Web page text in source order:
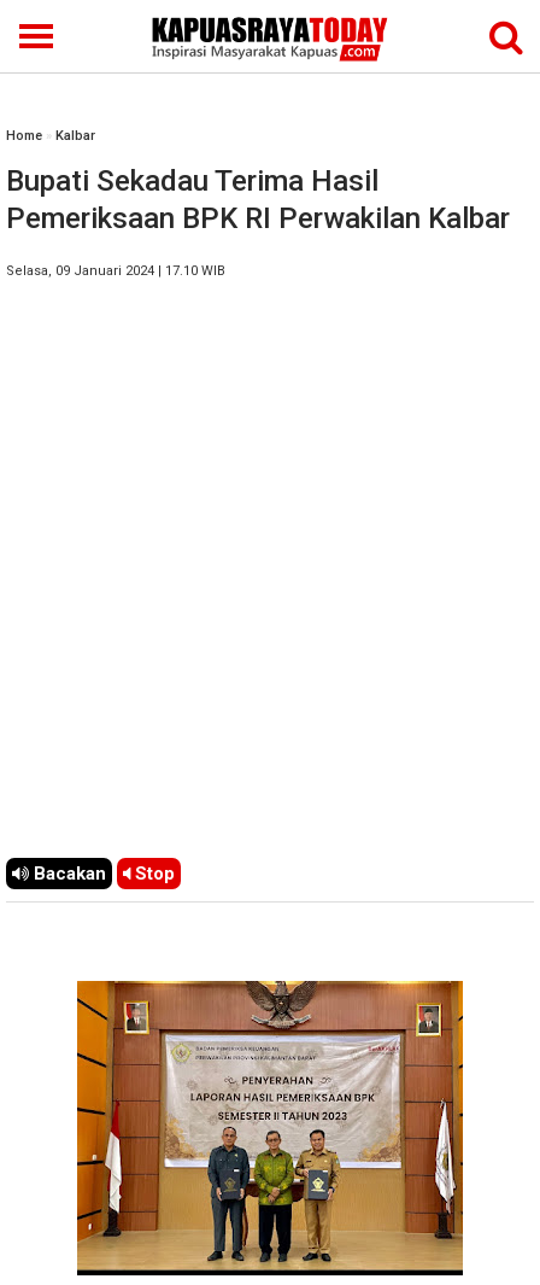
Home » Kalbar
Bupati Sekadau Terima Hasil
Pemeriksaan BPK RI Perwakilan Kalbar
Selasa, 09 Januari 2024 | 17.10 WIB
Bacakan Stop